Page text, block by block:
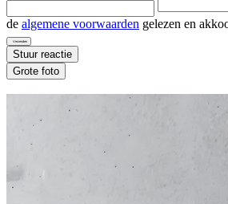
de algemene voorwaarden gelezen en